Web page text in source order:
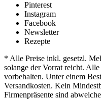
Pinterest
Instagram
Facebook
Newsletter
Rezepte
* Alle Preise inkl. gesetzl.
solange der Vorrat reicht.
vorbehalten. Unter einem
Versandkosten. Kein
Firmenpräsente sind